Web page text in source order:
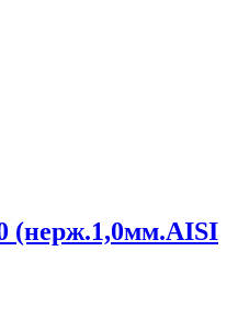
(нерж.1,0мм.AISI